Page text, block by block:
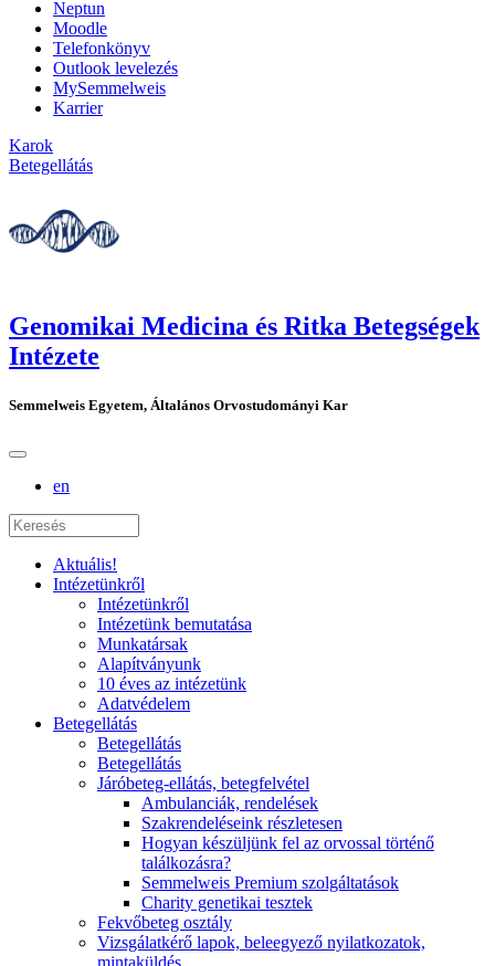
Neptun
Moodle
Telefonkönyv
Outlook levelezés
MySemmelweis
Karrier
Karok
Betegellátás
Genomikai Medicina és Ritka Betegségek
Intézete
Semmelweis Egyetem, Általános Orvostudományi Kar
en
Aktuális!
Intézetünkről
Intézetünkről
Intézetünk bemutatása
Munkatársak
Alapítványunk
10 éves az intézetünk
Adatvédelem
Betegellátás
Betegellátás
Betegellátás
Járóbeteg-ellátás, betegfelvétel
Ambulanciák, rendelések
Szakrendeléseink részletesen
Hogyan készüljünk fel az orvossal történő
találkozásra?
Semmelweis Premium szolgáltatások
Charity genetikai tesztek
Fekvőbeteg osztály
Vizsgálatkérő lapok, beleegyező nyilatkozatok,
mintaküldés